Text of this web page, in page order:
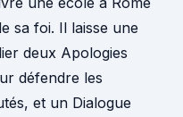
sa foi. Il laisse une
deux Apologies
défendre les
et un Dialogue